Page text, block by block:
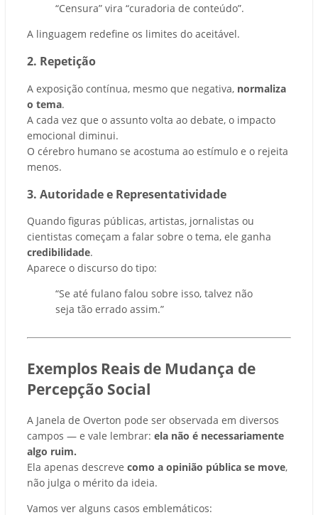
“Censura” vira “curadoria de conteúdo”.
A linguagem redefine os limites do aceitável.
2. Repetição
A exposição contínua, mesmo que negativa, normaliza
o tema.
A cada vez que o assunto volta ao debate, o impacto
emocional diminui.
O cérebro humano se acostuma ao estímulo e o rejeita
menos.
3. Autoridade e Representatividade
Quando figuras públicas, artistas, jornalistas ou
cientistas começam a falar sobre o tema, ele ganha
credibilidade.
Aparece o discurso do tipo:
“Se até fulano falou sobre isso, talvez não
seja tão errado assim.”
Exemplos Reais de Mudança de
Percepção Social
A Janela de Overton pode ser observada em diversos
campos — e vale lembrar: ela não é necessariamente
algo ruim.
Ela apenas descreve como a opinião pública se move,
não julga o mérito da ideia.
Vamos ver alguns casos emblemáticos: